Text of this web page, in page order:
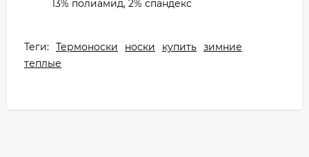
13% полиамид, 2% спандекс
Теги: Термоноски носки купить зимние
теплые